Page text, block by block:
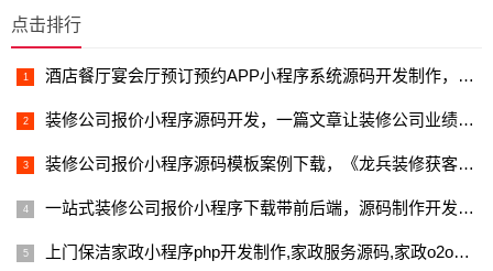
点击排行
酒店餐厅宴会厅预订预约APP小程序系统源码开发制作，全员引流
装修公司报价小程序源码开发，一篇文章让装修公司业绩突飞猛进？
装修公司报价小程序源码模板案例下载，《龙兵装修获客小程序》
一站式装修公司报价小程序下载带前后端，源码制作开发多少钱？
上门保洁家政小程序php开发制作,家政服务源码,家政o2o平台源码